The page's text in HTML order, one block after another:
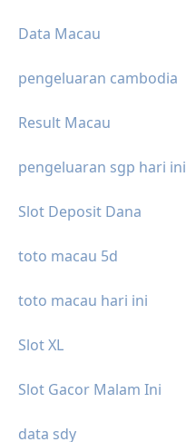
Data Macau
pengeluaran cambodia
Result Macau
pengeluaran sgp hari ini
Slot Deposit Dana
toto macau 5d
toto macau hari ini
Slot XL
Slot Gacor Malam Ini
data sdy